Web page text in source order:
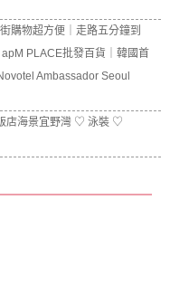
購物超方便｜走路五分鐘到
PLACE批發百貨｜韓國首
Ambassador Seoul
店海景宜野灣 ♡ 泳裝 ♡